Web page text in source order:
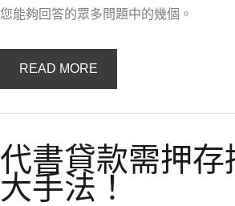
您能夠回答的眾多問題中的幾個。
READ MORE
代書貸款需押
大手法！